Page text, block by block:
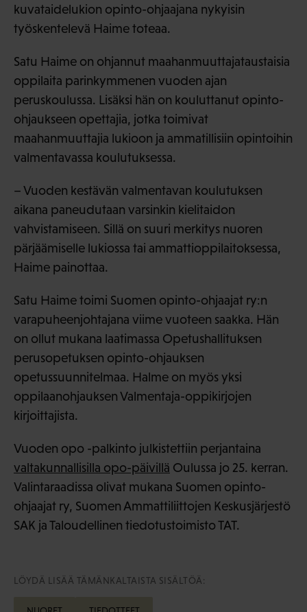
kuvataidelukion opinto-ohjaajana nykyisin
työskentelevä Haime toteaa.
Satu Haime on ohjannut maahanmuuttajataustaisia
oppilaita parinkymmenen vuoden ajan
peruskoulussa. Lisäksi hän on kouluttanut opinto-
ohjaukseen opettajia, jotka toimivat
maahanmuuttajia lukioon ja ammatillisiin opintoihin
valmentavassa koulutuksessa.
– Vuoden kestävän valmentavan koulutuksen
aikana paneudutaan varsinkin kielitaidon
vahvistamiseen. Sillä on suuri merkitys nuoren
pärjäämiselle lukiossa tai ammattioppilaitoksessa,
Haime painottaa.
Satu Haime toimi Suomen opinto-ohjaajat ry:n
varapuheenjohtajana viime vuoteen saakka. Hän
on ollut mukana laatimassa Opetushallituksen
perusopetuksen opinto-ohjauksen
opetussuunnitelmaa. Halme on myös yksi
oppilaanohjauksen Valmentaja-oppikirjojen
kirjoittajista.
Vuoden opo -palkinto julkistettiin perjantaina
valtakunnallisilla opo-päivillä Oulussa jo 25. kerran.
Valintaraadissa olivat mukana Suomen opinto-
ohjaajat ry, Suomen Ammattiliittojen Keskusjärjestö
SAK ja Taloudellinen tiedotustoimisto TAT.
LÖYDÄ LISÄÄ TÄMÄNKALTAISTA SISÄLTÖÄ: